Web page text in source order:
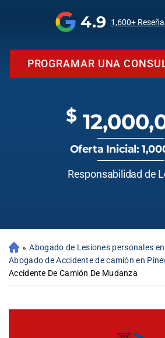
4.9 1,600+
PROGRAMAR UNA
$
Oferta Inicial:
Responsabilidad de
» Abogado de Lesiones personales
Abogado de Accidente de camión en
Accidente De Camión De Mudanza